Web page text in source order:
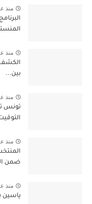
منذ
منذ
الكشف
بين...
منذ
تونس
منذ
ضمن
منذ
ياسين